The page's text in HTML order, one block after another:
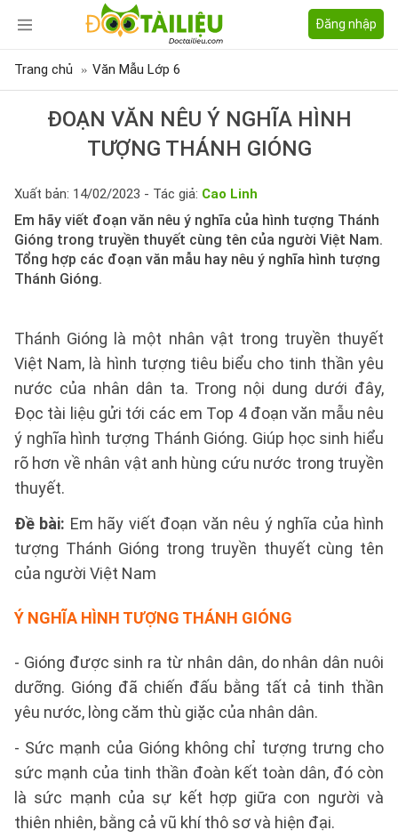
Đăng nhập
Trang chủ Văn Mẫu Lớp 6
ĐOẠN VĂN NÊU Ý NGHĨA HÌNH
TƯỢNG THÁNH GIÓNG
Xuất bản: 14/02/2023 - Tác giả: Cao Linh
Em hãy viết đoạn văn nêu ý nghĩa của hình tượng Thánh
Gióng trong truyền thuyết cùng tên của người Việt Nam.
Tổng hợp các đoạn văn mẫu hay nêu ý nghĩa hình tượng
Thánh Gióng.
Thánh Gióng là một nhân vật trong truyền thuyết
Việt Nam, là hình tượng tiêu biểu cho tinh thần yêu
nước của nhân dân ta. Trong nội dung dưới đây,
Đọc tài liệu gửi tới các em Top 4 đoạn văn mẫu nêu
ý nghĩa hình tượng Thánh Gióng. Giúp học sinh hiểu
rõ hơn về nhân vật anh hùng cứu nước trong truyền
thuyết.
Đề bài: Em hãy viết đoạn văn nêu ý nghĩa của hình
tượng Thánh Gióng trong truyền thuyết cùng tên
của người Việt Nam
Ý NGHĨA HÌNH TƯỢNG THÁNH GIÓNG
- Gióng được sinh ra từ nhân dân, do nhân dân nuôi
dưỡng. Gióng đã chiến đấu bằng tất cả tinh thần
yêu nước, lòng căm thù giặc của nhân dân.
- Sức mạnh của Gióng không chỉ tượng trưng cho
sức mạnh của tinh thần đoàn kết toàn dân, đó còn
là sức mạnh của sự kết hợp giữa con người và
thiên nhiên, bằng cả vũ khí thô sơ và hiện đại.